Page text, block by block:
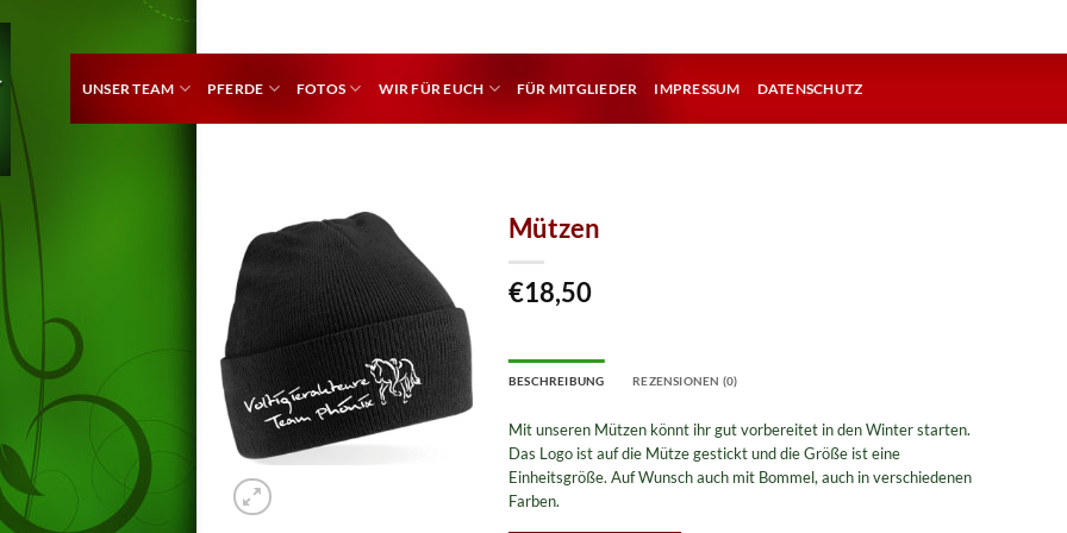
UNSER TEAM PFERDE FOTOS WIR FÜR EUCH FÜR MITGLIEDER IMPRESSUM DATENSCHUTZ
Mützen
€18,50
BESCHREIBUNG REZENSIONEN (0)
Mit unseren Mützen könnt ihr gut vorbereitet in den Winter starten.
Das Logo ist auf die Mütze gestickt und die Größe ist eine
Einheitsgröße. Auf Wunsch auch mit Bommel, auch in verschiedenen
Farben.